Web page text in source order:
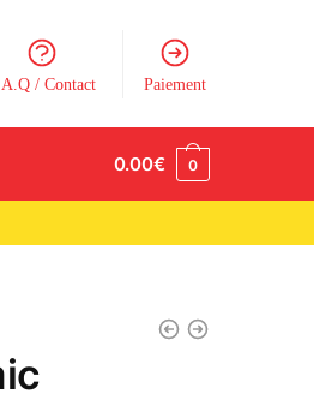
/ Contact Paiement
0.00€ 0